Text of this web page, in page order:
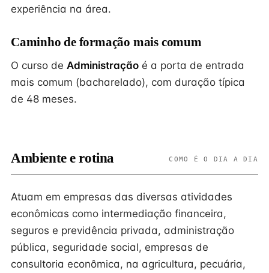
experiência na área.
Caminho de formação mais comum
O curso de Administração é a porta de entrada
mais comum (bacharelado), com duração típica
de 48 meses.
Ambiente e rotina COMO É O DIA A DIA
Atuam em empresas das diversas atividades
econômicas como intermediação financeira,
seguros e previdência privada, administração
pública, seguridade social, empresas de
consultoria econômica, na agricultura, pecuária,